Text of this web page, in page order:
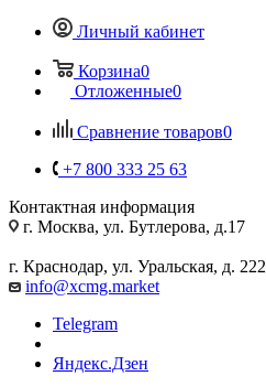
Личный кабинет
Корзина0
Отложенные0
Сравнение товаров0
+7 800 333 25 63
Контактная информация
г. Москва, ул. Бутлерова, д.17
г. Краснодар, ул. Уральская, д. 222
info@xcmg.market
Telegram
Яндекс.Дзен